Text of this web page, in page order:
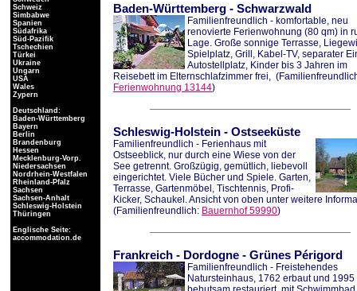
Baden-Württemberg - Schwarzwald
Familienfreundlich - komfortable, neu
renovierte Ferienwohnung (80 qm) in
Lage. Große sonnige Terrasse,
Spielplatz, Grill, Kabel-TV, separater
Autostellplatz, Kinder bis 3 Jahren im
Reisebett im Elternschlafzimmer frei,
Ferienwohnung 13144)
Schleswig-Holstein - Ostseeküste
Familienfreundlich - Ferienhaus mit
Ostseeblick, nur durch eine Wiese von der
See getrennt. Großzügig, gemütlich, liebevoll
eingerichtet. Viele Bücher und Spiele. Garten,
Terrasse, Gartenmöbel, Tischtennis, Profi-
Kicker, Schaukel. Ansicht von oben unter weitere
(Familienfreundlich: Bauernhof 59990)
Frankreich - Dordogne - Grünes Périgord
Familienfreundlich - Freistehendes
Natursteinhaus, 1762 erbaut und 1995
Schweiz
Simbabwe
Spanien
Südafrika
Süd-Pazifik
Tschechien
Türkei
Ukraine
Ungarn
USA
Wales
Zypern
Deutschland:
Baden-Württemberg
Bayern
Berlin
Brandenburg
Hessen
Mecklenburg-Vorp.
Niedersachsen
Nordrhein-Westfalen
Rheinland-Pfalz
Sachsen
Sachsen-Anhalt
Schleswig-Holstein
Thüringen
Englische Seite:
accommodation.de